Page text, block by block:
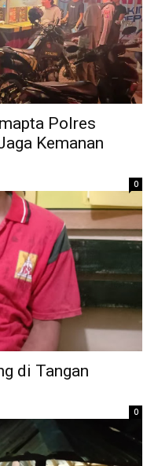
Polres
Kemanan
0
di Tangan
0